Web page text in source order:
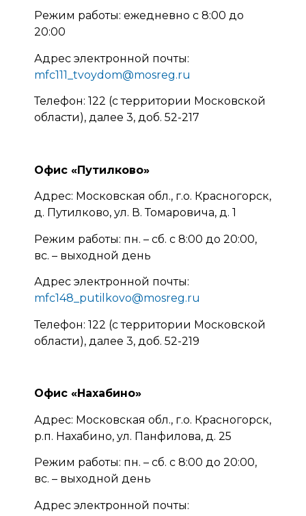
Режим работы: ежедневно с 8:00 до
20:00
Адрес электронной почты:
mfc111_tvoydom@mosreg.ru
Телефон: 122 (с территории Московской
области), далее 3, доб. 52-217
Офис «Путилково»
Адрес: Московская обл., г.о. Красногорск,
д. Путилково, ул. В. Томаровича, д. 1
Режим работы: пн. – сб. с 8:00 до 20:00,
вс. – выходной день
Адрес электронной почты:
mfc148_putilkovo@mosreg.ru
Телефон: 122 (с территории Московской
области), далее 3, доб. 52-219
Офис «Нахабино»
Адрес: Московская обл., г.о. Красногорск,
р.п. Нахабино, ул. Панфилова, д. 25
Режим работы: пн. – сб. с 8:00 до 20:00,
вс. – выходной день
Адрес электронной почты: